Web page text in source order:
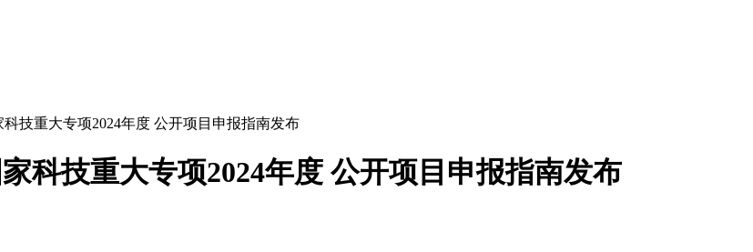
技重大专项2024年度 公开项目申报指南发布
科技重大专项2024年度 公开项目申报指南发布